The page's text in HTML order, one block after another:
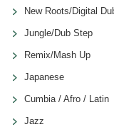
New Roots/Digital
Jungle/Dub Step
Remix/Mash Up
Japanese
Cumbia / Afro / Latin
Jazz